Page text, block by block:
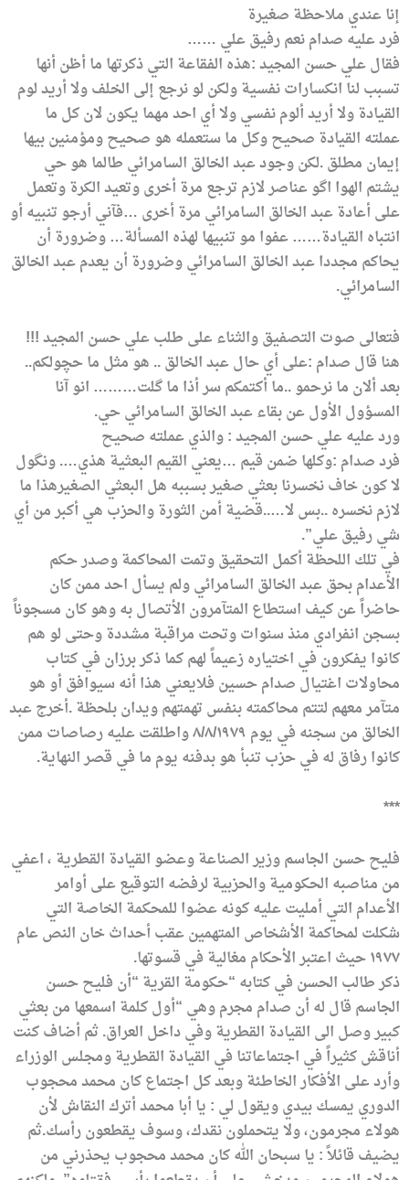
إنا عندي ملاحظة صغيرة
فرد عليه صدام نعم رفيق علي ……
فقال علي حسن المجيد :هذه الفقاعة التي ذكرتها ما أظن أنها
تسبب لنا انكسارات نفسية ولكن لو نرجع إلى الخلف ولا أريد لوم
القيادة ولا أريد ألوم نفسي ولا أي احد مهما يكون لان كل ما
عملته القيادة صحيح وكل ما ستعمله هو صحيح ومؤمنين بيها
إيمان مطلق .لكن وجود عبد الخالق السامرائي طالما هو حي
يشتم الهوا اگو عناصر لازم ترجع مرة أخرى وتعيد الكرة وتعمل
على أعادة عبد الخالق السامرائي مرة أخرى …فآني أرجو تنبيه أو
انتباه القيادة…… عفوا مو تنبيها لهذه المسألة… وضرورة أن
يحاكم مجددا عبد الخالق السامرائي وضرورة أن يعدم عبد الخالق
السامرائي.
فتعالى صوت التصفيق والثناء على طلب علي حسن المجيد !!!
هنا قال صدام :على أي حال عبد الخالق .. هو مثل ما حچولكم..
بعد ألان ما نرحمو ..ما أكتمكم سر أذا ما گلت……… انو آنا
المسؤول الأول عن بقاء عبد الخالق السامرائي حي.
ورد عليه علي حسن المجيد : والذي عملته صحيح
فرد صدام :وكلها ضمن قيم …يعني القيم البعثية هذي…. ونگول
لا كون خاف نخسرنا بعثي صغير بسببه هل البعثي الصغيرهذا ما
لازم نخسره ..بس لا…..قضية أمن الثورة والحزب هي أكبر من أي
شي رفيق علي”.
في تلك اللحظة أكمل التحقيق وتمت المحاكمة وصدر حكم
الأعدام بحق عبد الخالق السامرائي ولم يسأل احد ممن كان
حاضراً عن كيف استطاع المتآمرون الأتصال به وهو كان مسجوناً
بسجن انفرادي منذ سنوات وتحت مراقبة مشددة وحتى لو هم
كانوا يفكرون في اختياره زعيماً لهم كما ذكر برزان في كتاب
محاولات اغتيال صدام حسين فلايعني هذا أنه سيوافق أو هو
متآمر معهم لتتم محاكمته بنفس تهمتهم ويدان بلحظة .أخرج عبد
الخالق من سجنه في يوم ٨/٨/١٩٧٩ واطلقت عليه رصاصات ممن
كانوا رفاق له في حزب تنبأ هو بدفنه يوم ما في قصر النهاية.
***
فليح حسن الجاسم وزير الصناعة وعضو القيادة القطرية ، اعفي
من مناصبه الحكومية والحزبية لرفضه التوقيع على أوامر
الأعدام التي أمليت عليه كونه عضوا للمحكمة الخاصة التي
شكلت لمحاكمة الأشخاص المتهمين عقب أحداث خان النص عام
١٩٧٧ حيث اعتبر الأحكام مغالية في قسوتها.
ذكر طالب الحسن في كتابه “حكومة القرية “أن فليح حسن
الجاسم قال له أن صدام مجرم وهي “أول كلمة اسمعها من بعثي
كبير وصل الى القيادة القطرية وفي داخل العراق. ثم أضاف كنت
أناقش كثيراً في اجتماعاتنا في القيادة القطرية ومجلس الوزراء
وأرد على الأفكار الخاطئة وبعد كل اجتماع كان محمد محجوب
الدوري يمسك بيدي ويقول لي : يا أبا محمد أترك النقاش لأن
هولاء مجرمون، ولا يتحملون نقدك، وسوف يقطعون رأسك.ثم
يضيف قائلاً : يا سبحان الله كان محمد محجوب يحذرني من